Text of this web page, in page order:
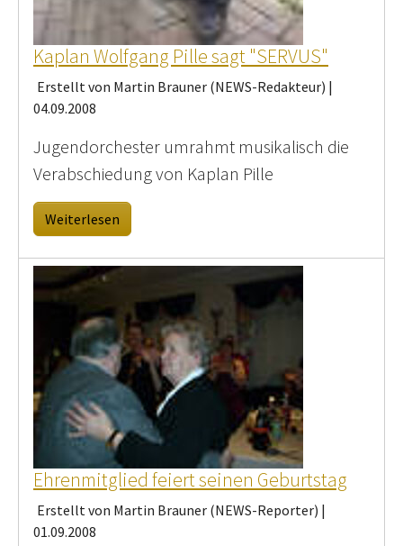
Kaplan Wolfgang Pille sagt "SERVUS"
Erstellt von Martin Brauner (NEWS-Redakteur) |
04.09.2008
Jugendorchester umrahmt musikalisch die
Verabschiedung von Kaplan Pille
Weiterlesen
Ehrenmitglied feiert seinen Geburtstag
Erstellt von Martin Brauner (NEWS-Reporter) |
01.09.2008